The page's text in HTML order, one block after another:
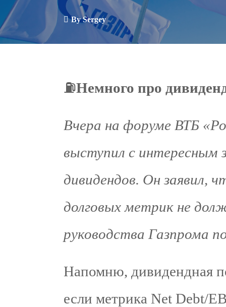
BySergey
⛽️Немного про
Вчера на форуме ВТБ
выступил с интересным
дивидендов. Он заявил,
долговых метрик не
руководства Газпрома
Напомню, дивидендная
если метрика Net Debt/